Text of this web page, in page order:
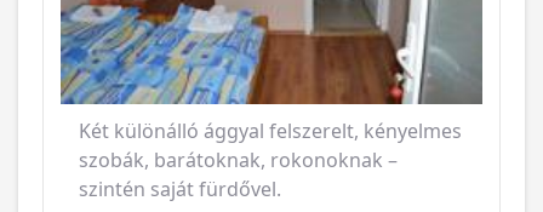
Két különálló ággyal felszerelt, kényelmes
szobák, barátoknak, rokonoknak –
szintén saját fürdővel.